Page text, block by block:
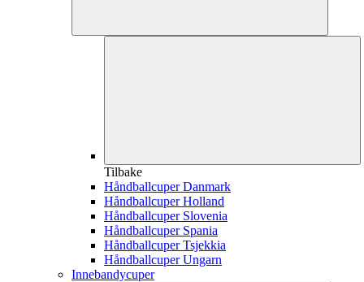
Tilbake
Håndballcuper Danmark
Håndballcuper Holland
Håndballcuper Slovenia
Håndballcuper Spania
Håndballcuper Tsjekkia
Håndballcuper Ungarn
Innebandycuper